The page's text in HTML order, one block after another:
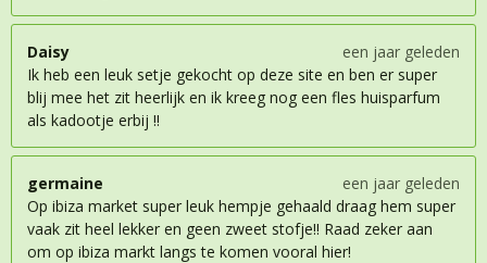
Daisy
een jaar geleden
Ik heb een leuk setje gekocht op deze site en ben er super
blij mee het zit heerlijk en ik kreeg nog een fles huisparfum
als kadootje erbij !!
germaine
een jaar geleden
Op ibiza market super leuk hempje gehaald draag hem super
vaak zit heel lekker en geen zweet stofje!! Raad zeker aan
om op ibiza markt langs te komen vooral hier!